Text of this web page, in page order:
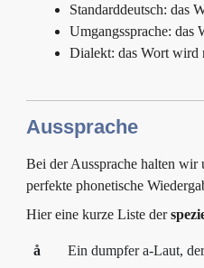
Standarddeutsch: das
Umgangssprache: das
Dialekt: das Wort wird
Aussprache
Bei der Aussprache halten wir
perfekte phonetische
Hier eine kurze Liste der
å Ein dumpfer a-Laut,